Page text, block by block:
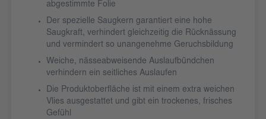
abgestimmte Folie
Der spezielle Saugkern garantiert eine hohe
Saugkraft, verhindert gleichzeitig die Rücknässung
und vermindert so unangenehme Geruchsbildung
Weiche, nässeabweisende Auslaufbündchen
verhindern ein seitliches Auslaufen
Die Produktoberfläche ist mit einem extra weichen
Vlies ausgestattet und gibt ein trockenes, frisches
Gefühl